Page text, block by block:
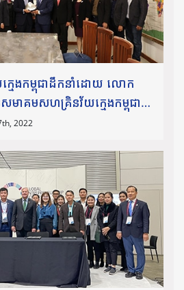
េងកម្ពុជាដឹកនាំដោយ លោក
មាគមសហគ្រិនវ័យក្មេងកម្ពុជា
ាសហគ្រិនវ័យក្មេងអាស៊ាន
សង្គមឆ្នើម ឆ្នាំ២០២១ ជូន
សុក ស៊ីផាន់ណា។
2022